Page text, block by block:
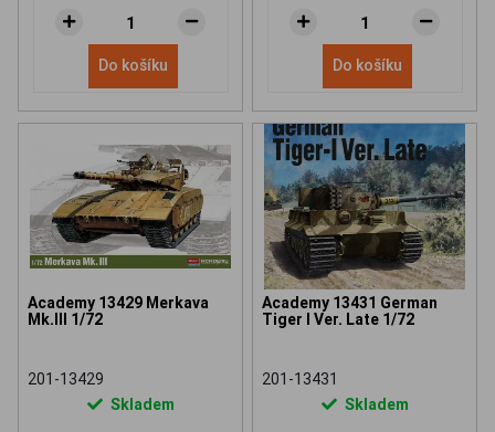
Do košíku Do košíku
Academy 13429 Merkava
Mk.III 1/72
201-13429
Skladem
Academy 13431 German
Tiger I Ver. Late 1/72
201-13431
Skladem